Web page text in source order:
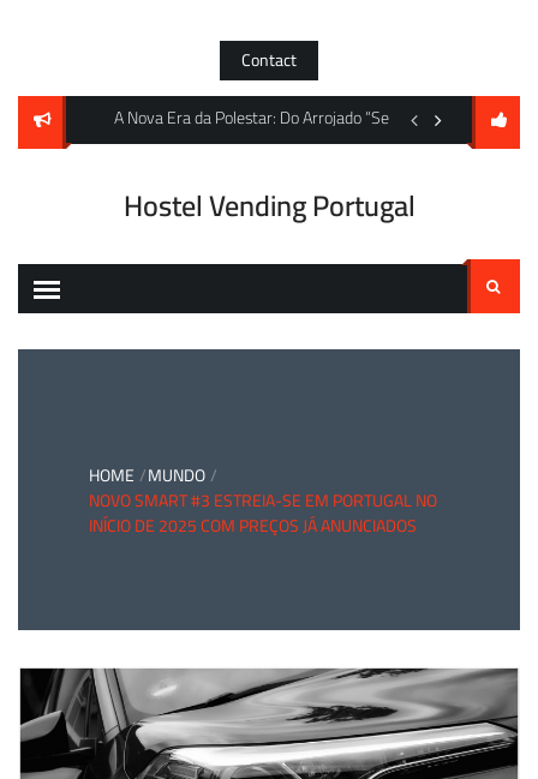
Contact
Máximos Históricos e S&P Global Anuncia Índice para Metais de Baterias
A Nova Era da Polestar: Do Arrojado “Sem Vidro” 4 ao
A encruzilhada da
Hostel Vending Portugal
Pesquisar
HOME MUNDO
NOVO SMART #3 ESTREIA-SE EM PORTUGAL NO
INÍCIO DE 2025 COM PREÇOS JÁ ANUNCIADOS